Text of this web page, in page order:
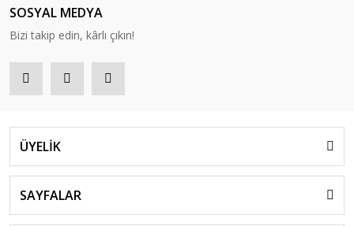
SOSYAL MEDYA
Bizi takip edin, kârlı çıkın!
ÜYELİK
SAYFALAR